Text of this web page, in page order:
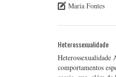
Maria Fontes
Heterossexualidade
Heterossexualidade
comportamentos